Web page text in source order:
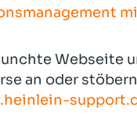
Webseite
an oder